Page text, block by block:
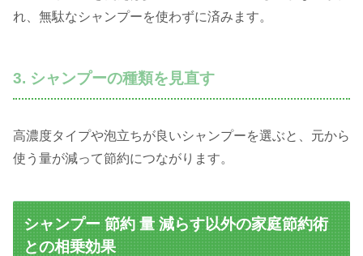
れ、無駄なシャンプーを使わずに済みます。
3. シャンプーの種類を見直す
高濃度タイプや泡立ちが良いシャンプーを選ぶと、元から
使う量が減って節約につながります。
シャンプー 節約 量 減らす以外の家庭節約術
との相乗効果